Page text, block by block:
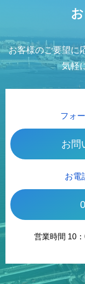
お客様のご要望に
気軽
フォ
お問
お電
営業時間 10